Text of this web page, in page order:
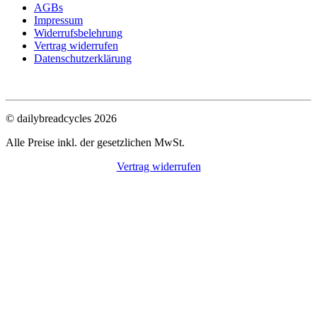
AGBs
Impressum
Widerrufsbelehrung
Vertrag widerrufen
Datenschutzerklärung
© dailybreadcycles 2026
Alle Preise inkl. der gesetzlichen MwSt.
Vertrag widerrufen